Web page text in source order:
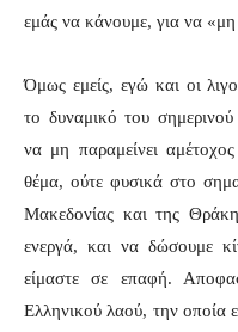
εμάς να κάνουμε, για να
Όμως εμείς, εγώ και οι
το δυναμικό του
να μη παραμείνει
θέμα, ούτε φυσικά στο
Μακεδονίας και της
ενεργά, και να δώσουμε
είμαστε σε επαφή.
Ελληνικού λαού, την οποία